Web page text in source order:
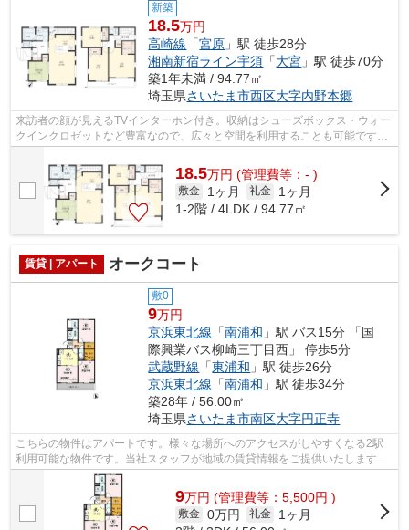
新築
18.5万円
高崎線 「宮原 」駅 徒歩28分
湘南新宿ライン宇須 「大宮 」駅 徒歩70分
築1年未満 / 94.77㎡
埼玉県さいたま市西区大字内野本郷
来訪者の顔が見えるTVインターホン付き。収納はシューズボックス・ウォー
クインクロゼットなど豊富なので、広々と空間を利用することも可能です。
18.5万円 (管理費等：- )
敷金 1ヶ月 礼金
1ヶ月
1-2階 / 4LDK / 94.77㎡
賃貸 | アパート オークコート
敷0
9万円
京浜東北線 「南浦和 」駅 バス15分 「国
際興業バス柳崎三丁目西」 停歩5分
武蔵野線 「東浦和 」駅 徒歩26分
京浜東北線 「南浦和 」駅 徒歩34分
築28年 / 56.00㎡
埼玉県さいたま市南区大字円正寺
こちらの物件はアパートです。様々な場所へのアクセスがしやすくなる2駅
利用可能な物件です。当社スタッフが地域の賃貸情報をご提供いたします。
お客様のこだわりやご要望などございま...
9万円 (管理費等：5,500円 )
敷金 0万円 礼金
1ヶ月